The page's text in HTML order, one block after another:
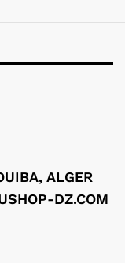
ALGER
DZ.COM